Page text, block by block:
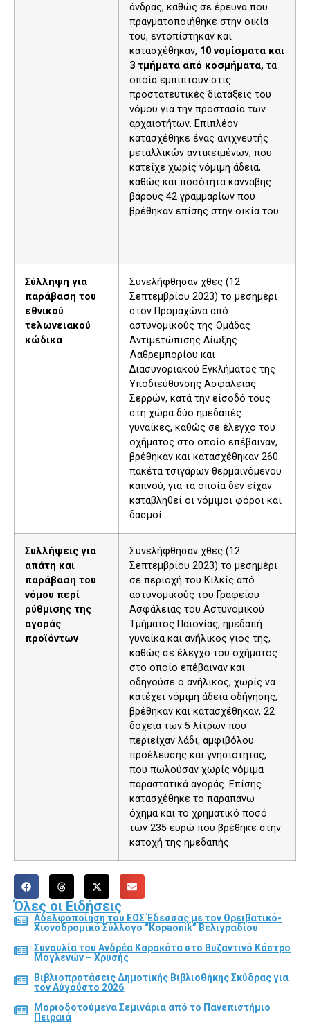
άνδρας, καθώς σε έρευνα που
πραγματοποιήθηκε στην οικία
του, εντοπίστηκαν και
κατασχέθηκαν, 10 νομίσματα και
3 τμήματα από κοσμήματα, τα
οποία εμπίπτουν στις
προστατευτικές διατάξεις του
νόμου για την προστασία των
αρχαιοτήτων. Επιπλέον
κατασχέθηκε ένας ανιχνευτής
μεταλλικών αντικειμένων, που
κατείχε χωρίς νόμιμη άδεια,
καθώς και ποσότητα κάνναβης
βάρους 42 γραμμαρίων που
βρέθηκαν επίσης στην οικία του.
Σύλληψη για
παράβαση του
εθνικού
τελωνειακού
κώδικα
Συνελήφθησαν χθες (12
Σεπτεμβρίου 2023) το μεσημέρι
στον Προμαχώνα από
αστυνομικούς της Ομάδας
Αντιμετώπισης Δίωξης
Λαθρεμπορίου και
Διασυνοριακού Εγκλήματος της
Υποδιεύθυνσης Ασφάλειας
Σερρών, κατά την είσοδό τους
στη χώρα δύο ημεδαπές
γυναίκες, καθώς σε έλεγχο του
οχήματος στο οποίο επέβαιναν,
βρέθηκαν και κατασχέθηκαν 260
πακέτα τσιγάρων θερμαινόμενου
καπνού, για τα οποία δεν είχαν
καταβληθεί οι νόμιμοι φόροι και
δασμοί.
Συλλήψεις για
απάτη και
παράβαση του
νόμου περί
ρύθμισης της
αγοράς
προϊόντων
Συνελήφθησαν χθες (12
Σεπτεμβρίου 2023) το μεσημέρι
σε περιοχή του Κιλκίς από
αστυνομικούς του Γραφείου
Ασφάλειας του Αστυνομικού
Τμήματος Παιονίας, ημεδαπή
γυναίκα και ανήλικος γιος της,
καθώς σε έλεγχο του οχήματος
στο οποίο επέβαιναν και
οδηγούσε ο ανήλικος, χωρίς να
κατέχει νόμιμη άδεια οδήγησης,
βρέθηκαν και κατασχέθηκαν, 22
δοχεία των 5 λίτρων που
περιείχαν λάδι, αμφιβόλου
προέλευσης και γνησιότητας,
που πωλούσαν χωρίς νόμιμα
παραστατικά αγοράς. Επίσης
κατασχέθηκε το παραπάνω
όχημα και το χρηματικό ποσό
των 235 ευρώ που βρέθηκε στην
κατοχή της ημεδαπής.
Όλες οι Ειδήσεις
Αδελφοποίηση του ΕΟΣ Έδεσσας με τον Ορειβατικό-
Χιονοδρομικό Σύλλογο “Kopaonik” Βελιγραδίου
Συναυλία του Ανδρέα Καρακότα στο Βυζαντινό Κάστρο
Μογλενών – Χρυσής
Βιβλιοπροτάσεις Δημοτικής Βιβλιοθήκης Σκύδρας για
τον Αύγούστο 2026
Μοριοδοτούμενα Σεμινάρια από το Πανεπιστήμιο
Πειραιά